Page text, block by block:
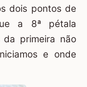
dois pontos de
a 8ª pétala
primeira não
e onde